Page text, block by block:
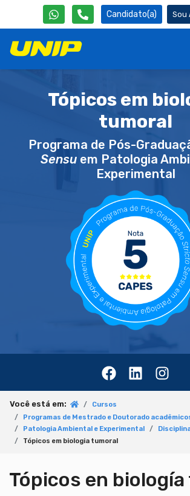
Candidato(a)
Tópicos em
tumoral
Programa de Pós-
Sensuem Patologia
Experimental
Você está em:
Cursos
Programas de Mestrado e Doutorado
Patologia Ambiental e Experimental
Tópicos em biologia tumoral
Tópicos en